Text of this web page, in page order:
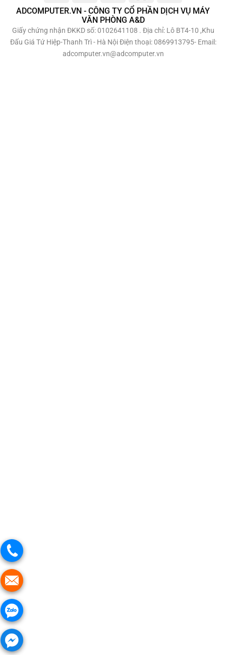
ADCOMPUTER.VN - CÔNG TY CỔ PHẦN DỊCH VỤ MÁY
VĂN PHÒNG A&D
Giấy chứng nhận ĐKKD số: 0102641108 . Địa chỉ: Lô BT4-10 ,Khu
Đấu Giá Tứ Hiệp-Thanh Trì - Hà Nội Điện thoại: 0869913795- Email:
adcomputer.vn@adcomputer.vn